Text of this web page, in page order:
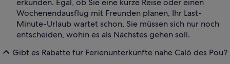
erkunden. Egal, ob Sie eine kurze Reise oder einen
Wochenendausflug mit Freunden planen, Ihr Last-
Minute-Urlaub wartet schon, Sie müssen sich nur noch
entscheiden, wohin es als Nächstes gehen soll.
Gibt es Rabatte für Ferienunterkünfte nahe Caló des Pou?